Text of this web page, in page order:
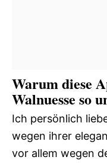
Warum diese
Walnuesse so
Ich persönlich
wegen ihrer
vor allem wegen